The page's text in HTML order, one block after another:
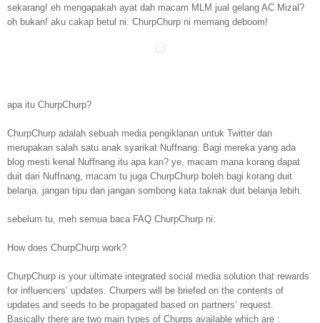
sekarang! eh mengapakah ayat dah macam MLM jual gelang AC Mizal?
oh bukan! aku cakap betul ni. ChurpChurp ni memang deboom!
apa itu ChurpChurp?
ChurpChurp adalah sebuah media pengiklanan untuk Twitter dan
merupakan salah satu anak syarikat Nuffnang. Bagi mereka yang ada
blog mesti kenal Nuffnang itu apa kan? ye, macam mana korang dapat
duit dari Nuffnang, macam tu juga ChurpChurp boleh bagi korang duit
belanja. jangan tipu dan jangan sombong kata taknak duit belanja lebih.
sebelum tu, meh semua baca FAQ ChurpChurp ni:
How does ChurpChurp work?
ChurpChurp is your ultimate integrated social media solution that rewards
for influencers’ updates. Churpers will be briefed on the contents of
updates and seeds to be propagated based on partners’ request.
Basically there are two main types of Churps available which are :